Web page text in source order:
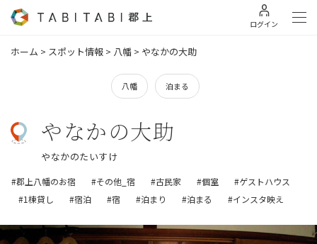
ログイン
ホーム > スポット情報 > 八幡 > やなかの大助
八幡 泊まる
やなかの大助
やなかのたいすけ
#郡上八幡のお宿 #その他_宿 #古民家 #個室
#ゲストハウス
#1棟貸し
#宿泊 #宿 #泊まり #泊まる #インスタ映え